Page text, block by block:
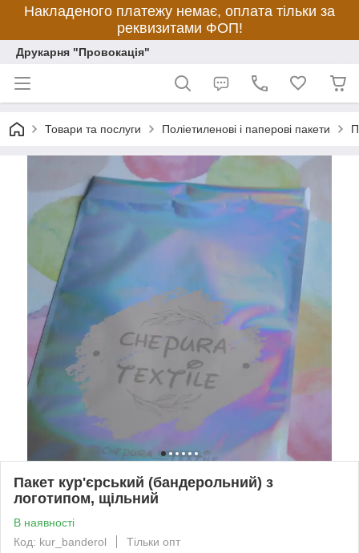
Накладеного платежу немає, оплата тільки за
реквизитами ФОП!
Друкарня "Провокація"
Товари та послуги Поліетиленові і паперові пакети
Пакет кур'єрський (бандерольний) з
логотипом, щільний
В наявності
Код: kur_banderol
Тільки опт